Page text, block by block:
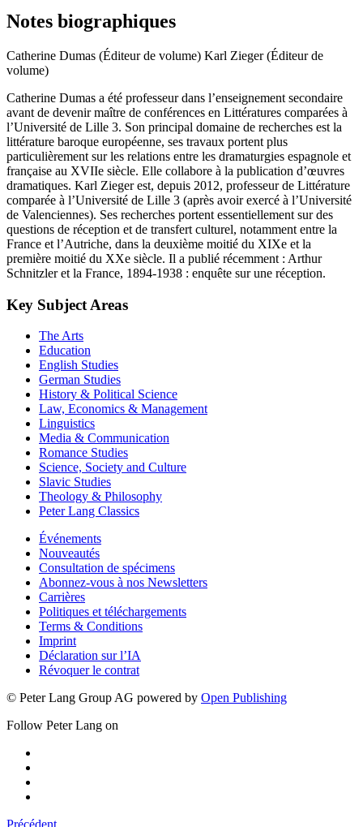
Notes biographiques
Catherine Dumas (Éditeur de volume) Karl Zieger (Éditeur de
volume)
Catherine Dumas a été professeur dans l’enseignement secondaire
avant de devenir maître de conférences en Littératures comparées à
l’Université de Lille 3. Son principal domaine de recherches est la
littérature baroque européenne, ses travaux portent plus
particulièrement sur les relations entre les dramaturgies espagnole et
française au XVIIe siècle. Elle collabore à la publication d’œuvres
dramatiques. Karl Zieger est, depuis 2012, professeur de Littérature
comparée à l’Université de Lille 3 (après avoir exercé à l’Université
de Valenciennes). Ses recherches portent essentiellement sur des
questions de réception et de transfert culturel, notamment entre la
France et l’Autriche, dans la deuxième moitié du XIXe et la
première moitié du XXe siècle. Il a publié récemment : Arthur
Schnitzler et la France, 1894-1938 : enquête sur une réception.
Key Subject Areas
The Arts
Education
English Studies
German Studies
History & Political Science
Law, Economics & Management
Linguistics
Media & Communication
Romance Studies
Science, Society and Culture
Slavic Studies
Theology & Philosophy
Peter Lang Classics
Événements
Nouveautés
Consultation de spécimens
Abonnez-vous à nos Newsletters
Carrières
Politiques et téléchargements
Terms & Conditions
Imprint
Déclaration sur l’IA
Révoquer le contrat
© Peter Lang Group AG powered by Open Publishing
Follow Peter Lang on